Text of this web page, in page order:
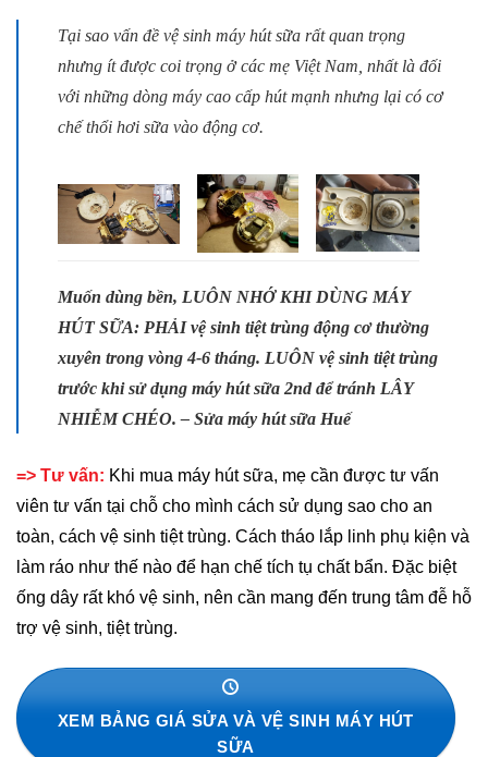
Tại sao vấn đề vệ sinh máy hút sữa rất quan trọng
nhưng ít được coi trọng ở các mẹ Việt Nam, nhất là đối
với những dòng máy cao cấp hút mạnh nhưng lại có cơ
chế thổi hơi sữa vào động cơ.
Muốn dùng bền, LUÔN NHỚ KHI DÙNG MÁY
HÚT SỮA: PHẢI vệ sinh tiệt trùng động cơ thường
xuyên trong vòng 4-6 tháng. LUÔN vệ sinh tiệt trùng
trước khi sử dụng máy hút sữa 2nd để tránh LÂY
NHIỄM CHÉO. – Sửa máy hút sữa Huế
=> Tư vấn: Khi mua máy hút sữa, mẹ cần được tư vấn
viên tư vấn tại chỗ cho mình cách sử dụng sao cho an
toàn, cách vệ sinh tiệt trùng. Cách tháo lắp linh phụ kiện và
làm ráo như thế nào để hạn chế tích tụ chất bẩn. Đặc biệt
ống dây rất khó vệ sinh, nên cần mang đến trung tâm đễ hỗ
trợ vệ sinh, tiệt trùng.
XEM BẢNG GIÁ SỬA VÀ VỆ SINH MÁY HÚT
SỮA